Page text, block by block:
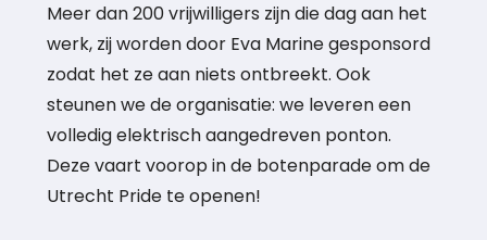
Meer dan 200 vrijwilligers zijn die dag aan het
werk, zij worden door Eva Marine gesponsord
zodat het ze aan niets ontbreekt. Ook
steunen we de organisatie: we leveren een
volledig elektrisch aangedreven ponton.
Deze vaart voorop in de botenparade om de
Utrecht Pride te openen!